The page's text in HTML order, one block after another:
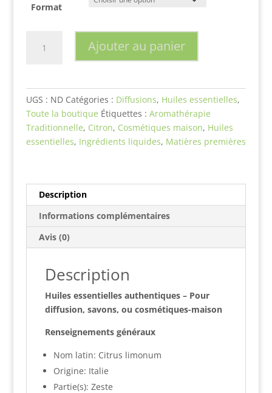
Format
limonum)
Ajouter au panier
UGS : ND Catégories : Diffusions, Huiles essentielles,
Toute la boutique Étiquettes : Aromathérapie
Traditionnelle, Citron, Cosmétiques maison, Huiles
essentielles, Ingrédients liquides, Matières premières
Description
Informations complémentaires
Avis (0)
Description
Huiles essentielles authentiques – Pour
diffusion, savons, ou cosmétiques-maison
Renseignements généraux
Nom latin: Citrus limonum
Origine: Italie
Partie(s): Zeste